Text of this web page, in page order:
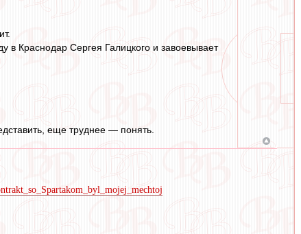
в Краснодар Сергея Галицкого и завоевывает
еще труднее — понять.